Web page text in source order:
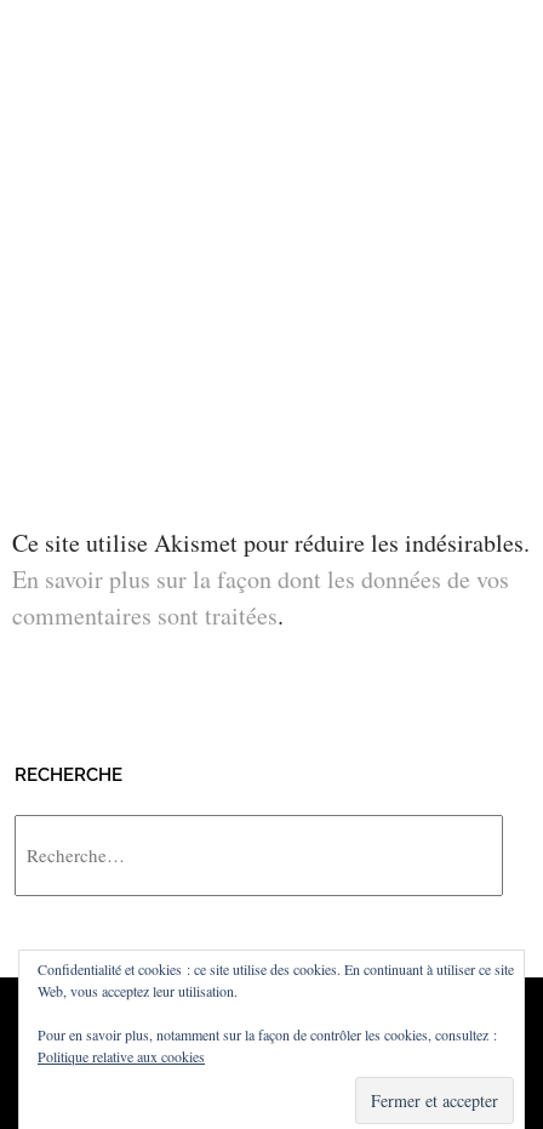
Ce site utilise Akismet pour réduire les indésirables.
En savoir plus sur la façon dont les données de vos
commentaires sont traitées.
RECHERCHE
Powered byWordPress
Confidentialité et cookies : ce site utilise des cookies. En continuant à utiliser ce site
Web, vous acceptez leur utilisation.
Pour en savoir plus, notamment sur la façon de contrôler les cookies, consultez :
Politique relative aux cookies